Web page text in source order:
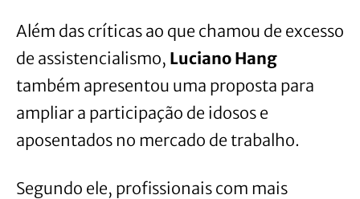
Além das críticas ao que chamou de excesso
de assistencialismo, Luciano Hang
também apresentou uma proposta para
ampliar a participação de idosos e
aposentados no mercado de trabalho.
Segundo ele, profissionais com mais